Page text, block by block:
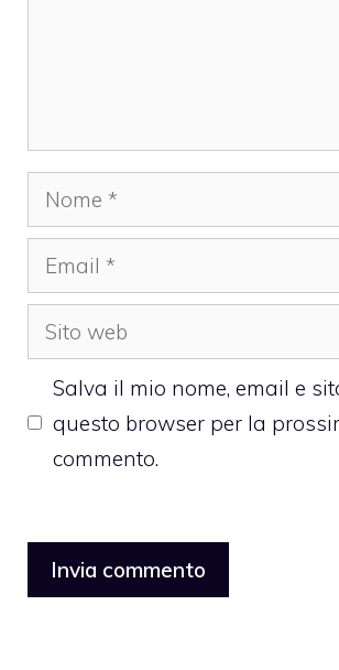
Nome
Email
Sito
web
Salva il mio nome, email e
questo browser per la
commento.